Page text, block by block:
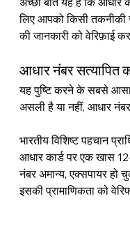
लिए आपको किसी तकनीकी
की जानकारी को वेरिफ़ाई
आधार नंबर सत्यापित
यह पुष्टि करने के सबसे
असली है या नहीं, आधार
भारतीय विशिष्ट पहचान
आधार कार्ड पर एक खास
नंबर अमान्य, एक्सपायर हो
इसकी प्रामाणिकता को